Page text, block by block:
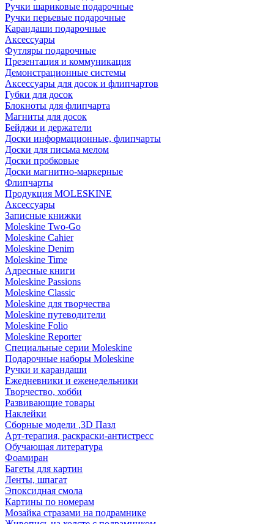
Ручки шариковые подарочные
Ручки перьевые подарочные
Карандаши подарочные
Аксессуары
Футляры подарочные
Презентация и коммуникация
Демонстрационные системы
Аксессуары для досок и флипчартов
Губки для досок
Блокноты для флипчарта
Магниты для досок
Бейджи и держатели
Доски информационные, флипчарты
Доски для письма мелом
Доски пробковые
Доски магнитно-маркерные
Флипчарты
Продукция MOLESKINE
Аксессуары
Записные книжки
Moleskine Two-Go
Moleskine Cahier
Moleskine Denim
Moleskine Time
Адресные книги
Moleskine Passions
Moleskine Classic
Moleskine для творчества
Moleskine путеводители
Moleskine Folio
Moleskine Reporter
Специальные серии Moleskine
Подарочные наборы Moleskine
Ручки и карандаши
Ежедневники и еженедельники
Творчество, хобби
Развивающие товары
Наклейки
Сборные модели ,3D Пазл
Арт-терапия, раскраски-антистресс
Обучающая литература
Фоамиран
Багеты для картин
Ленты, шпагат
Эпоксидная смола
Картины по номерам
Мозайка стразами на подрамнике